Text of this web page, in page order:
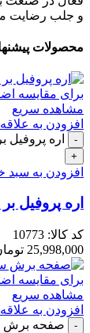
و جلب رضایت
محصولات
برای مقایسه
مشاهده سریع
افزودن به
اره پروفیل بر 355 میلی متر توسن پلاس مدل 5198C عدد
افزودن به سبد
اره پروفیل بر 355 میلی متر توسن پلاس مدل 5198C
کد کالا: 10773
25,998,000
برای مقایسه
مشاهده سریع
افزودن به
صفحه برش سنگ مرمر 300